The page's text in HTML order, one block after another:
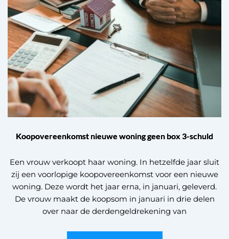
Koopovereenkomst nieuwe woning geen box 3-schuld
Een vrouw verkoopt haar woning. In hetzelfde jaar sluit
zij een voorlopige koopovereenkomst voor een nieuwe
woning. Deze wordt het jaar erna, in januari, geleverd.
De vrouw maakt de koopsom in januari in drie delen
over naar de derdengeldrekening van